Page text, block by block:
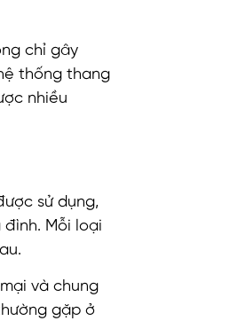
chỉ gây
thống thang
nhiều
sử dụng,
Mỗi loại
và chung
gặp ở